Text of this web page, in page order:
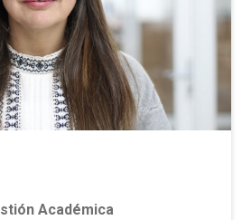
Académica